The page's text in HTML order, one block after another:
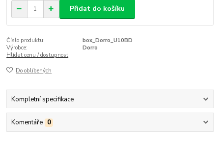
Přidat do košíku
Číslo produktu:
box_Dorro_U10BD
Výrobce:
Dorro
Hlídat cenu / dostupnost
Do oblíbených
Kompletní specifikace
Komentáře 0